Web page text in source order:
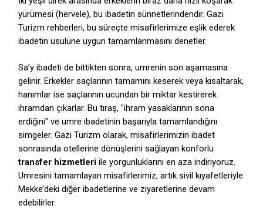
yürümesi (hervele), bu ibadetin sünnetlerindendir. Gazi
Turizm rehberleri, bu süreçte misafirlerimize eşlik ederek
ibadetin usulüne uygun tamamlanmasını denetler.
Sa’y ibadeti de bittikten sonra, umrenin son aşamasına
gelinir. Erkekler saçlarının tamamını keserek veya kısaltarak,
hanımlar ise saçlarının ucundan bir miktar kestirerek
ihramdan çıkarlar. Bu tıraş, "ihram yasaklarının sona
erdiğini" ve umre ibadetinin başarıyla tamamlandığını
simgeler. Gazi Turizm olarak, misafirlerimizin ibadet
sonrasında otellerine dönüşlerini sağlayan konforlu
transfer hizmetleri ile yorgunluklarını en aza indiriyoruz.
Umresini tamamlayan misafirlerimiz, artık sivil kıyafetleriyle
Mekke’deki diğer ibadetlerine ve ziyaretlerine devam
edebilirler.